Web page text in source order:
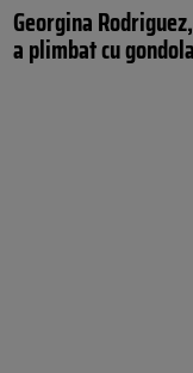
Georgina
a plimbat cu